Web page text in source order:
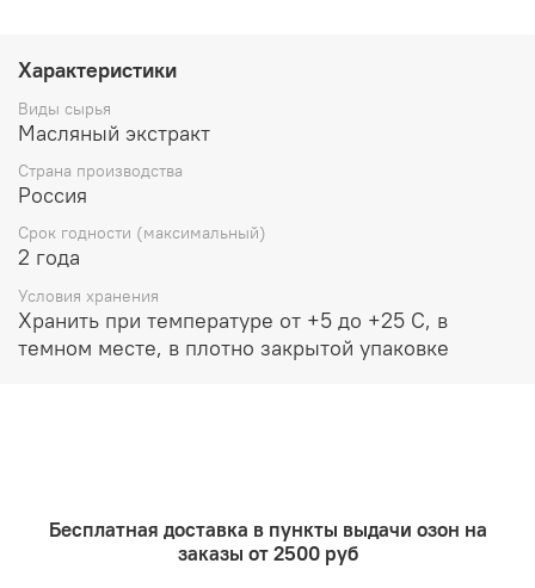
гормонами, кислотами, красящими и смолистыми
соединениями, витаминами РР, В1, В3,В6 и другими
полезными элементами.
Свойства: болеутоляющее; тонизирующее;
оздоравливающее; восстанавливающее;
Применение: экстракт хмеля используют для
болях в суставах, повышения тонуса, при борьбе с
растяжками.
Характеристики
Виды сырья
Масляный экстракт
Страна производства
Россия
Срок годности (максимальный)
2 года
Условия хранения
Хранить при температуре от +5 до +25 С, в
темном месте, в плотно закрытой упаковке
Бесплатная доставка в пункты выдачи озон на
заказы от 2500 руб